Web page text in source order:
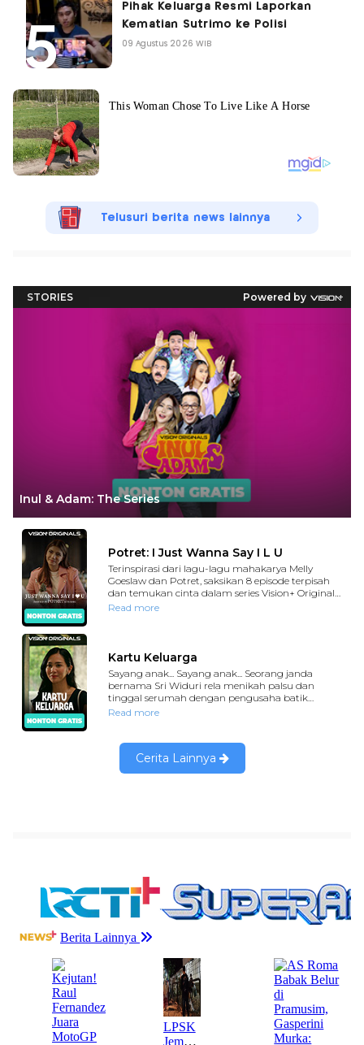
Pihak Keluarga Resmi Laporkan
Kematian Sutrimo ke Polisi
09 Agustus 2026 WIB
Telusuri berita news lainnya